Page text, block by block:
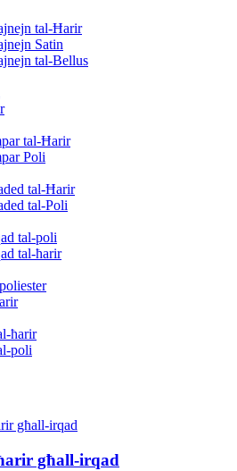
tal-Ħarir
Satin
tal-Bellus
tal-Ħarir
Poli
tal-Ħarir
tal-Poli
tal-poli
tal-ħarir
ħarir
poli
għall-irqad